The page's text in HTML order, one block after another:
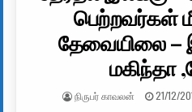
பெற்றவர்கள்
தேவையிலை –
மகிந்தா
AUTHOR:
நிருபர் காவலன் 21/12/